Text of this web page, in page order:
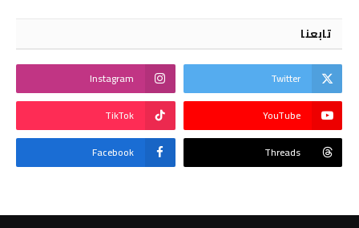
تابعنا
Twitter
Instagram
YouTube
TikTok
Threads
Facebook